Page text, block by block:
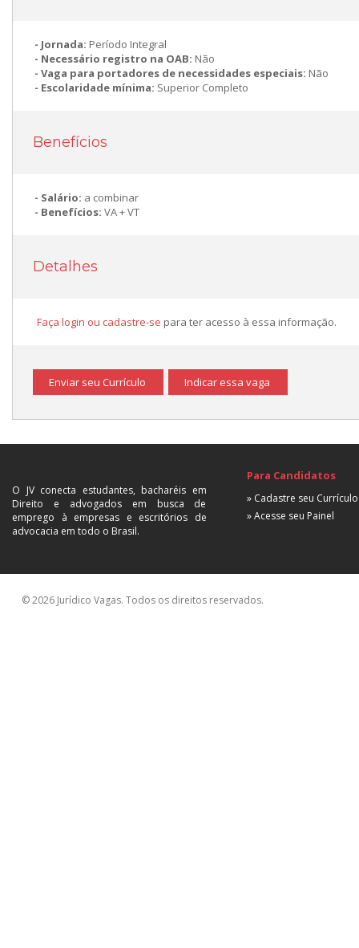
Jornada: Período Integral
Necessário registro na OAB: Não
Vaga para portadores de necessidades especiais: Não
Escolaridade mínima: Superior Completo
Benefícios
Salário: a combinar
Benefícios: VA + VT
Detalhes
Faça login ou cadastre-se para ter acesso à essa informação.
Enviar seu Currículo Indicar essa vaga
O JV conecta estudantes, bacharéis em
Direito e advogados em busca de
emprego à empresas e escritórios de
advocacia em todo o Brasil.
Para Candidatos
» Cadastre seu Currículo
» Acesse seu Painel
© 2026 Jurídico Vagas. Todos os direitos reservados.